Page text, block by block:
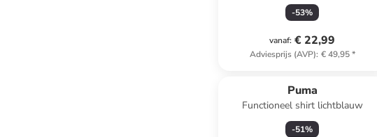
-53%
vanaf: € 22,99
Adviesprijs (AVP): € 49,95*
Puma
Functioneel shirt lichtblauw
-51%